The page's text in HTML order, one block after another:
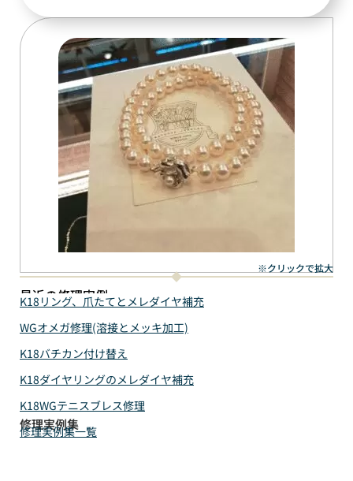
※クリックで拡大
最近の修理実例
K18リング、爪たてとメレダイヤ補充
WGオメガ修理(溶接とメッキ加工)
K18バチカン付け替え
K18ダイヤリングのメレダイヤ補充
K18WGテニスブレス修理
修理実例集
修理実例集一覧